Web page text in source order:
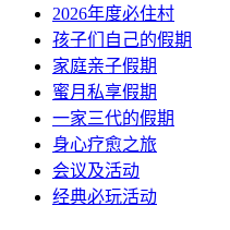
2026年度必住村
孩子们自己的假期
家庭亲子假期
蜜月私享假期
一家三代的假期
身心疗愈之旅
会议及活动
经典必玩活动